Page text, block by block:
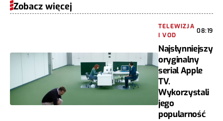
Zobacz więcej
TELEWIZJA
I VOD
08:19
Najsłynniejszy
oryginalny
serial Apple
TV.
Wykorzystali
jego
popularność